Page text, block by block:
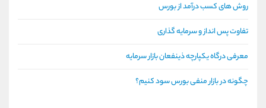
روش های کسب درآمد از بورس
تفاوت پس انداز و سرمایه گذاری
معرفی درگاه یکپارچه ذینفعان بازار سرمایه
چگونه در بازار منفی بورس سود کنیم؟